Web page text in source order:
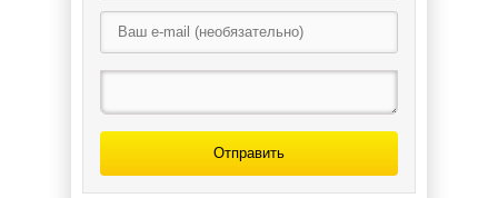
Отправить